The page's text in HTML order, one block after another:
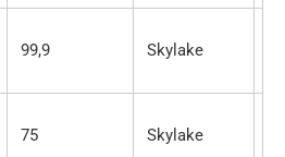
99,9 Skylake
75 Skylake